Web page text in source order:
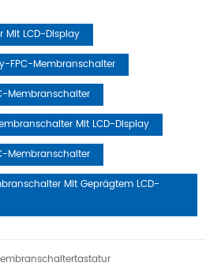
Mit LCD-Display
FPC-Membranschalter
Membranschalter
Mit LCD-Display
Membranschalter
Mit Geprägtem LCD-